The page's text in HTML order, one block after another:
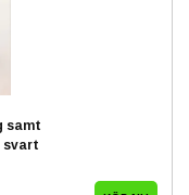
samt
svart